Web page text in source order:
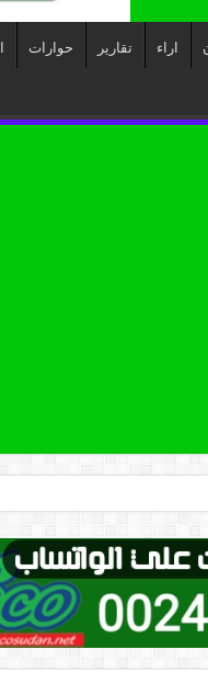
اراء تقارير حوارات